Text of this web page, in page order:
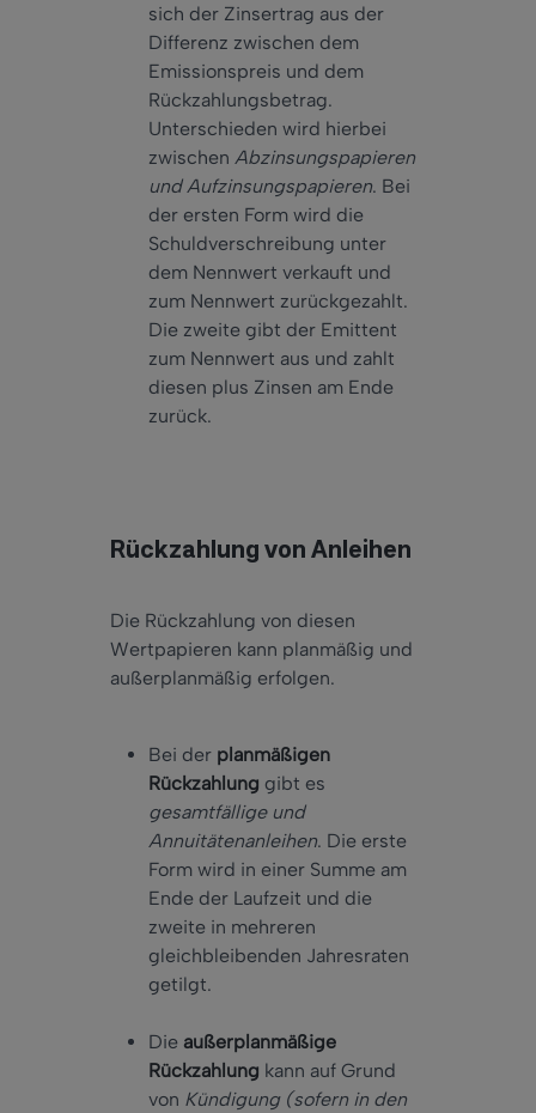
sich der Zinsertrag aus der
Differenz zwischen dem
Emissionspreis und dem
Rückzahlungsbetrag.
Unterschieden wird hierbei
zwischen Abzinsungspapieren
und Aufzinsungspapieren. Bei
der ersten Form wird die
Schuldverschreibung unter
dem Nennwert verkauft und
zum Nennwert zurückgezahlt.
Die zweite gibt der Emittent
zum Nennwert aus und zahlt
diesen plus Zinsen am Ende
zurück.
Rückzahlung von Anleihen
Die Rückzahlung von diesen
Wertpapieren kann planmäßig und
außerplanmäßig erfolgen.
Bei der planmäßigen
Rückzahlung gibt es
gesamtfällige und
Annuitätenanleihen. Die erste
Form wird in einer Summe am
Ende der Laufzeit und die
zweite in mehreren
gleichbleibenden Jahresraten
getilgt.
Die außerplanmäßige
Rückzahlung kann auf Grund
von Kündigung (sofern in den